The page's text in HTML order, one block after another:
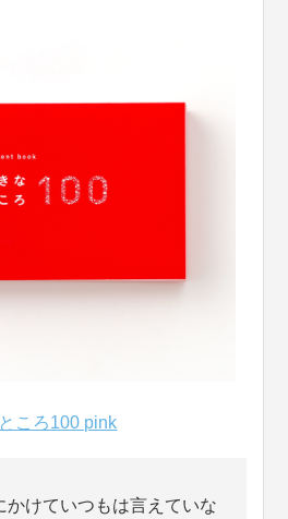
ころ100 pink
かけていつもは言えていな